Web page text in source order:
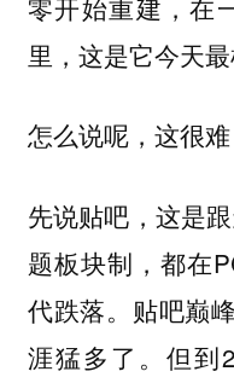
里，这是它今天最
怎么说呢，这很难
先说贴吧，这是
题板块制，都在
代跌落。贴吧巅
涯猛多了。但到